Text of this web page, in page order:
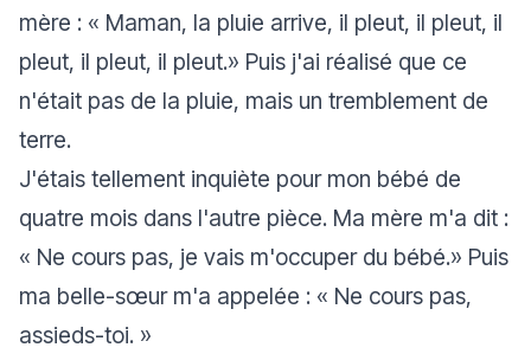
mère : « Maman, la pluie arrive, il pleut, il pleut, il
pleut, il pleut, il pleut.» Puis j'ai réalisé que ce
n'était pas de la pluie, mais un tremblement de
terre.
J'étais tellement inquiète pour mon bébé de
quatre mois dans l'autre pièce. Ma mère m'a dit :
« Ne cours pas, je vais m'occuper du bébé.» Puis
ma belle-sœur m'a appelée : « Ne cours pas,
assieds-toi. »